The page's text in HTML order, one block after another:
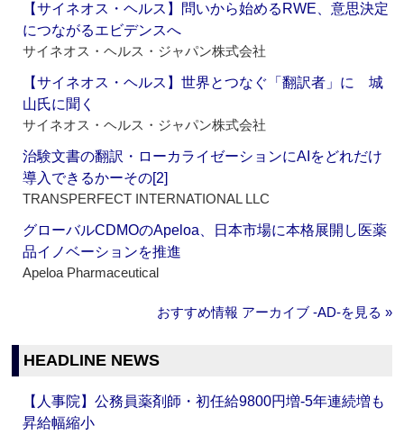
【サイネオス・ヘルス】問いから始めるRWE、意思決定
につながるエビデンスへ
サイネオス・ヘルス・ジャパン株式会社
【サイネオス・ヘルス】世界とつなぐ「翻訳者」に 城
山氏に聞く
サイネオス・ヘルス・ジャパン株式会社
治験文書の翻訳・ローカライゼーションにAIをどれだけ
導入できるかーその[2]
TRANSPERFECT INTERNATIONAL LLC
グローバルCDMOのApeloa、日本市場に本格展開し医薬
品イノベーションを推進
Apeloa Pharmaceutical
おすすめ情報 アーカイブ ‐AD‐を見る »
HEADLINE NEWS
【人事院】公務員薬剤師・初任給9800円増‐5年連続増も
昇給幅縮小